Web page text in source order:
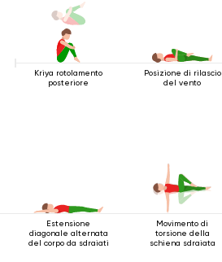
Kriya rotolamento
posteriore
Posizione di rilascio
del vento
Estensione
diagonale alternata
del corpo da sdraiati
Movimento di
torsione della
schiena sdraiata